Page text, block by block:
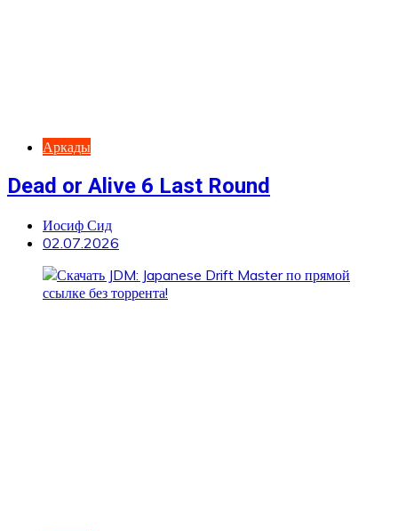
Аркады
Dead or Alive 6 Last Round
Иосиф Сид
02.07.2026